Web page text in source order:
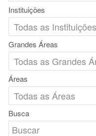
Instituições
Grandes Áreas
Áreas
Busca